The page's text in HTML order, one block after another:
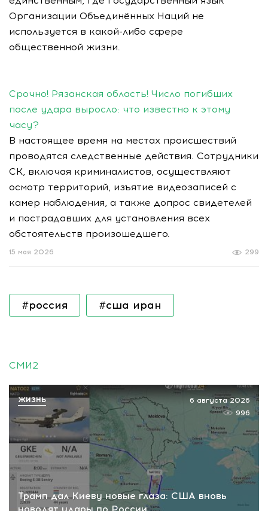
Организации Объединённых Наций не
используется в какой-либо сфере
общественной жизни.
Срочно! Рязанская область! Число погибших
после удара выросло: что известно к этому
часу?
В настоящее время на местах происшествий
проводятся следственные действия. Сотрудники
СК, включая криминалистов, осуществляют
осмотр территорий, изъятие видеозаписей с
камер наблюдения, а также допрос свидетелей
и пострадавших для установления всех
обстоятельств произошедшего.
299
15 мая 2026
#россия #сша иран
СМИ2
Трамп дал Киеву новые глаза: США вновь
6 августа 2026
996
ЖИЗНЬ